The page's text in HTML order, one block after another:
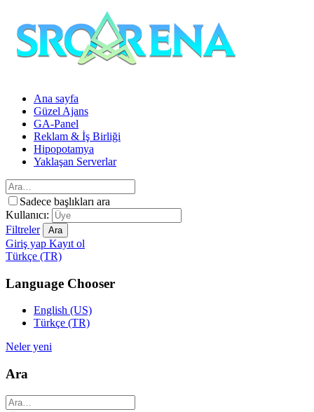
Ana sayfa
Güzel Ajans
GA-Panel
Reklam & İş Birliği
Hipopotamya
Yaklaşan Serverlar
Sadece başlıkları ara
Kullanıcı:
Filtreler
Ara
Giriş yap Kayıt ol
Türkçe (TR)
Language Chooser
English (US)
Türkçe (TR)
Neler yeni
Ara